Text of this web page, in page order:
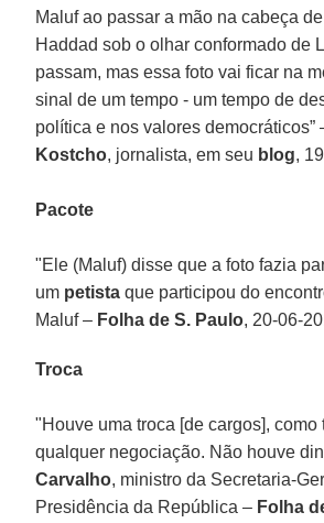
Maluf ao passar a mão na cabeça
Haddad sob o olhar conformado de
passam, mas essa foto vai ficar na
sinal de um tempo - um tempo de
política e nos valores democráticos”
Kostcho, jornalista, em seu blog,
Pacote
"Ele (Maluf) disse que a foto fazia
um petistaque participou do
Maluf – Folha de S. Paulo, 20-06-
Troca
"Houve uma troca [de cargos], como
qualquer negociação. Não houve
Carvalho, ministro da Secretaria-
Presidência da República – Folha